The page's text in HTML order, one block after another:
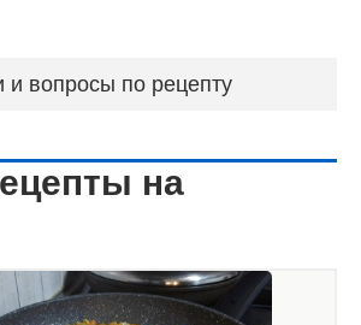
и вопросы по рецепту
на